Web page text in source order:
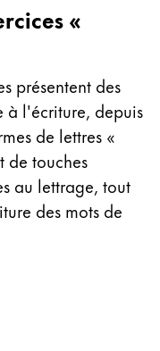
et les langues
«
présentent des
à l'écriture, depuis
de lettres «
de touches
au lettrage, tout
des mots de